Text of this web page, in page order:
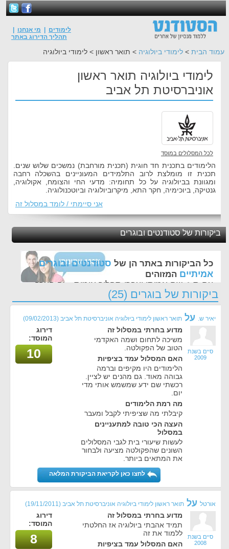
לימודים מי אנחנו
תהליך הדירוג באתר
עמוד הבית > לימודי ביולוגיה > תואר ראשון > לימודי ביולוגיה
לימודי ביולוגיה תואר ראשון
אוניברסיטת תל אביב
לכל המסלולים במוסד
הלימודים בתכנית חד חוגית (תכנית מורחבת) נמשכים שלוש שנים.
תכנית זו מומלצת לרוב התלמידים המעוניינים בהשכלה רחבה
ומגוונת בביולוגיה על כל תחומיה: מדעי החי והצומח, אקולוגיה,
גנטיקה, ביוכימיה, חקר התא, מיקרוביולוגיה וביוטכנולוגיה.
אני סיימתי / לומד במסלול זה
ביקורות של סטודנטים ובוגרים
כל הביקורות באתר הן של סטודנטים ובוגרים
אמיתיים המזוהים
עם ת.ז, שם אמיתי ועברו תהליך אימות - זה הערך
החשוב לנו ביותר באתר
ביקורות של בוגרים (25)
יאיר ש. על תואר ראשון לימודי ביולוגיה אוניברסיטת תל אביב (09/02/2013)
סיים בשנת
2009
מדוע בחרתי במסלול זה
משיכה לתחום ושמה האקדמי
הטוב של הפקולטה.
האם המסלול עמד בציפיות
הלימודים היו מקיפים וברמה
גבוהה מאוד. גם מהנים יש לציין.
רכשתי שם ידע שמשמש אותי מדי
יום.
מה רמת הלימודים
קיבלתי מה שציפיתי לקבל ומעבר
העצה הכי טובה למתעניינים
במסלול
לעשות שיעורי בית לגבי המסלולים
השונים שהפקולטה מציעה ולבחור
את המתאים ביותר.
דירוג
המוסד:
10
לחצו כאן לקריאת הביקורת המלאה
אורטל על תואר ראשון לימודי ביולוגיה אוניברסיטת תל אביב (19/11/2011)
סיים בשנת
2008
מדוע בחרתי במסלול זה
תמיד אהבתי ביולוגיה אז החלטתי
ללמוד את זה
האם המסלול עמד בציפיות
דירוג
המוסד:
8